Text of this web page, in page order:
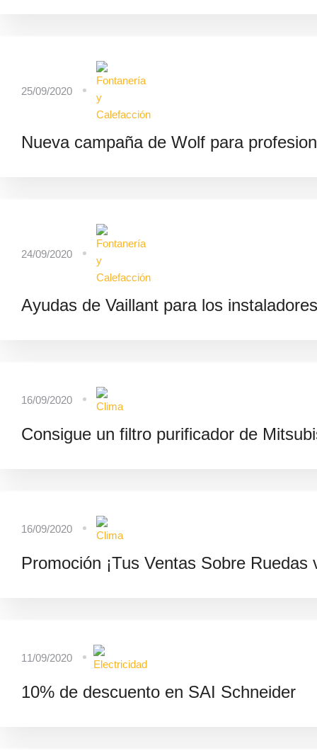
25/09/2020
Nueva campaña de Wolf para
24/09/2020
Ayudas de Vaillant para los instaladores
16/09/2020
Consigue un filtro purificador de
16/09/2020
Promoción ¡Tus Ventas Sobre Ruedas
11/09/2020
10% de descuento en SAI Schneider